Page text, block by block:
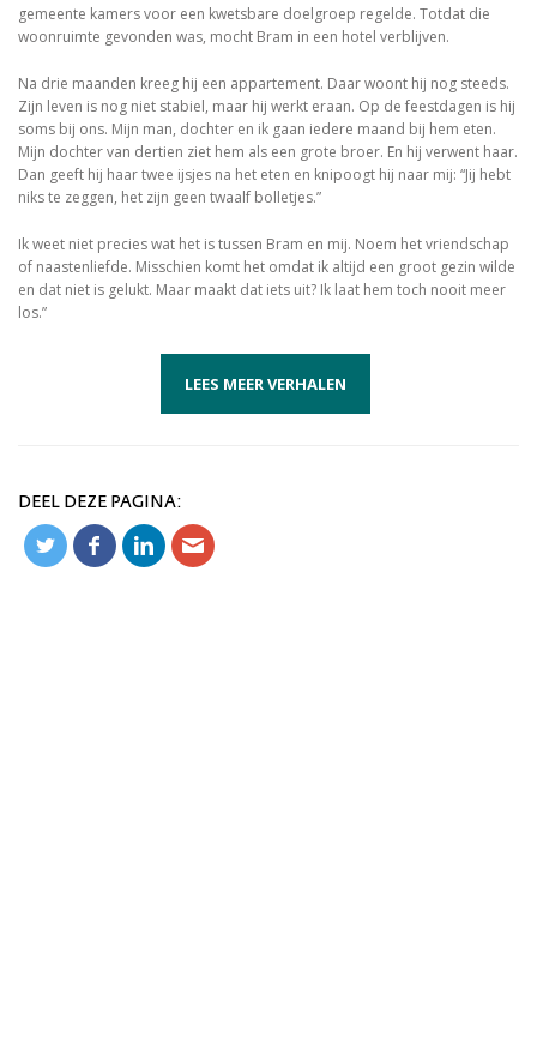
gemeente kamers voor een kwetsbare doelgroep regelde. Totdat die
woonruimte gevonden was, mocht Bram in een hotel verblijven.
Na drie maanden kreeg hij een appartement. Daar woont hij nog steeds.
Zijn leven is nog niet stabiel, maar hij werkt eraan. Op de feestdagen is hij
soms bij ons. Mijn man, dochter en ik gaan iedere maand bij hem eten.
Mijn dochter van dertien ziet hem als een grote broer. En hij verwent haar.
Dan geeft hij haar twee ijsjes na het eten en knipoogt hij naar mij: “Jij hebt
niks te zeggen, het zijn geen twaalf bolletjes.”
Ik weet niet precies wat het is tussen Bram en mij. Noem het vriendschap
of naastenliefde. Misschien komt het omdat ik altijd een groot gezin wilde
en dat niet is gelukt. Maar maakt dat iets uit? Ik laat hem toch nooit meer
los.”
LEES MEER VERHALEN
DEEL DEZE PAGINA: